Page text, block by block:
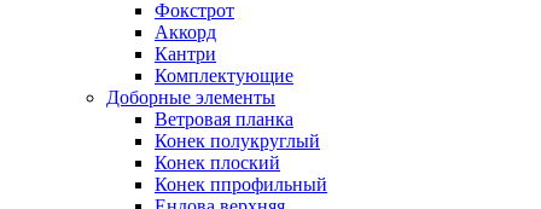
Фокстрот
Аккорд
Кантри
Комплектующие
Доборные элементы
Ветровая планка
Конек полукруглый
Конек плоский
Конек ппрофильный